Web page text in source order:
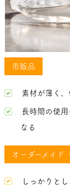
市販品
素材が薄く
長時間の使
なる
オーダーメイド
しっかりと